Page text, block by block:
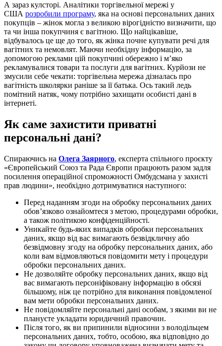
А зараз кулсторі. Аналітики торгівельної мережі у
США розробили програму, яка на основі персональних даних
покупців – жінок могла з великою вірогідністю визначити, що
та чи інша покупчиня є вагітною. Що найцікавіше,
відбувалось це ще до того, як жінка почне купувати речі для
вагітних та немовлят. Маючи необхідну інформацію, за
допомогою реклами цій покупчині обережно і м’яко
рекламувалися товари та послуги для вагітних. Курйози не
змусили себе чекати: торгівельна мережа дізналась про
вагітність школярки раніше за її батька. Ось такий ледь
помітний натяк, чому потрібно захищати особисті дані в
інтернеті.
Як саме захистити приватні
персональні дані?
Спираючись на Олега Заярного, експерта спільного проєкту
«Європейський Союз та Рада Європи працюють разом задля
посилення операційної спроможності Омбудсмана у захисті
прав людини», необхідно дотримуватися наступного:
Перед наданням згоди на обробку персональних даних
обов’язково ознайомтеся з метою, процедурами обробки,
а також політикою конфіденційності.
Уникайте будь-яких випадків обробки персональних
даних, якщо від вас вимагають безвідкличну або
безвідмовну згоду на обробку персональних даних, або
коли вам відмовляються повідомити мету і процедури
обробки персональних даних.
Не дозволяйте обробку персональних даних, якщо від
вас вимагають персоніфіковану інформацію в обсязі
більшому, ніж це потрібно для виконання повідомленої
вам мети обробки персональних даних.
Не повідомляйте персональні дані особам, з якими ви не
плануєте укладати юридичний правочин.
Після того, як ви припинили відносини з володільцем
персональних даних, тобто, особою, яка відповідно до